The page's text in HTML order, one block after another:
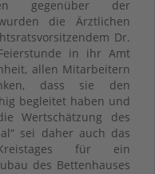
gegenüber der
die Ärztlichen
Dr.
in ihr Amt
allen Mitarbeitern
dass sie den
begleitet haben und
Wertschätzung des
sei daher auch das
für ein
des Bettenhauses